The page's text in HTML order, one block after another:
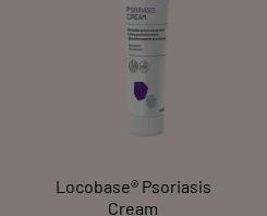
Locobase® Psoriasis
Cream